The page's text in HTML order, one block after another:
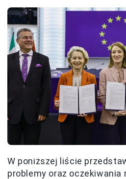
W poniższej liście
problemy oraz oczekiwania